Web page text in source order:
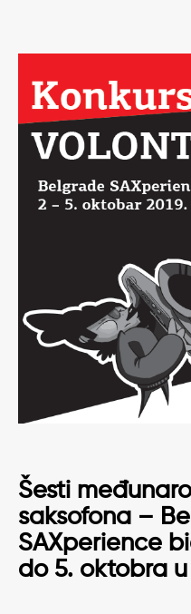
Šesti
saksofona –
SAXperience
do 5. oktobra